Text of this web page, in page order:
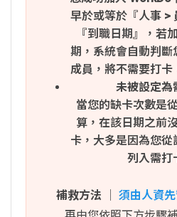
早於或等於『人事 >
『到職日期』，若
期，系統會自動判斷
成員，將不需要打卡
未被設定為
當您的缺卡次數是
算，在該日期之前
卡，大多是因為您
列入需打
補救方法 須由人資